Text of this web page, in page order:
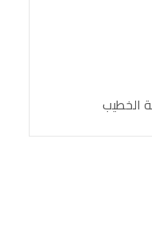
الخطيب